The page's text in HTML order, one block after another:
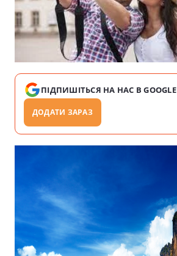
ПІДПИШІТЬСЯ НА НАС В GOOGLE
ДОДАТИ ЗАРАЗ